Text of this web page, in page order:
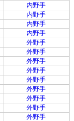
内野手
内野手
内野手
内野手
外野手
外野手
外野手
外野手
外野手
外野手
外野手
外野手
外野手